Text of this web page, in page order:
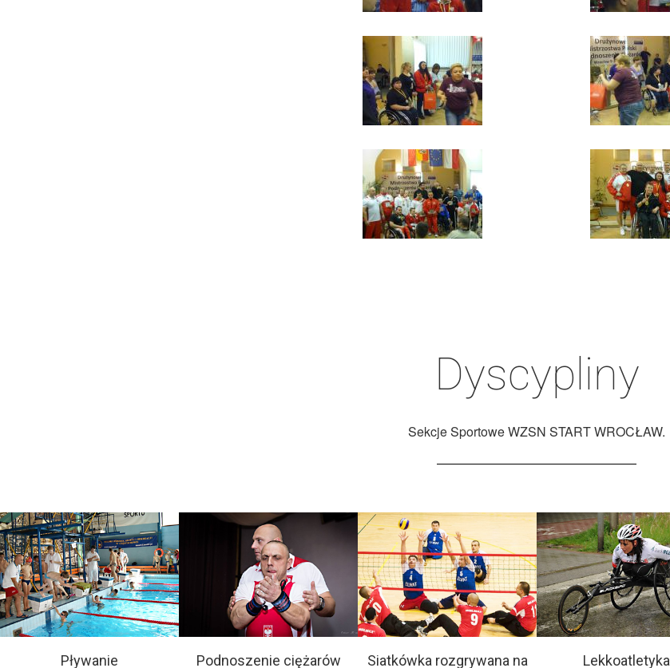
Dyscypliny
Sekcje Sportowe WZSN START WROCŁAW.
Pływanie Podnoszenie ciężarów
Siatkówka rozgrywana na
Lekkoatletyka